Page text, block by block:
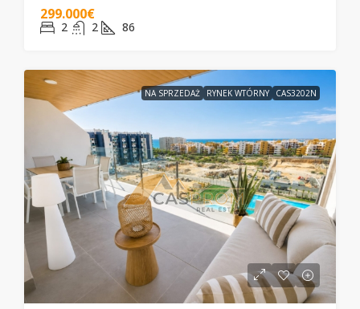
299.000€
2 2 86
NA SPRZEDAŻ RYNEK WTÓRNY CAS3202N